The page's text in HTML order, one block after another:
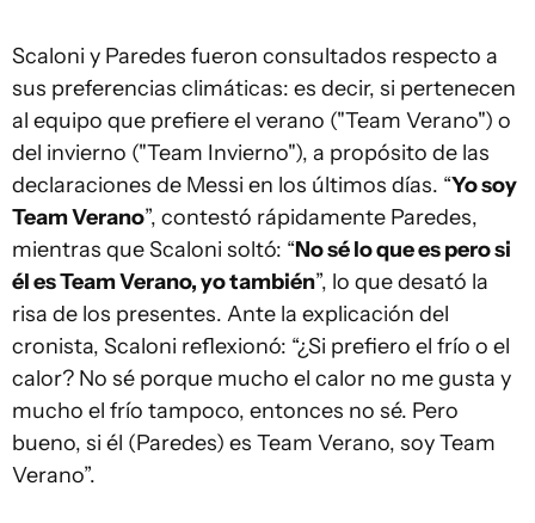
Scaloni y Paredes fueron consultados respecto a
sus preferencias climáticas: es decir, si pertenecen
al equipo que prefiere el verano ("Team Verano") o
del invierno ("Team Invierno"), a propósito de las
declaraciones de Messi en los últimos días. “Yo soy
Team Verano”, contestó rápidamente Paredes,
mientras que Scaloni soltó: “No sé lo que es pero si
él es Team Verano, yo también”, lo que desató la
risa de los presentes. Ante la explicación del
cronista, Scaloni reflexionó: “¿Si prefiero el frío o el
calor? No sé porque mucho el calor no me gusta y
mucho el frío tampoco, entonces no sé. Pero
bueno, si él (Paredes) es Team Verano, soy Team
Verano”.